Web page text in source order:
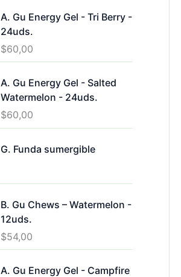
A. Gu Energy Gel - Tri Berry -
24uds.
$60,00
A. Gu Energy Gel - Salted
Watermelon - 24uds.
$60,00
G. Funda sumergible
B. Gu Chews – Watermelon -
12uds.
$54,00
A. Gu Energy Gel - Campfire